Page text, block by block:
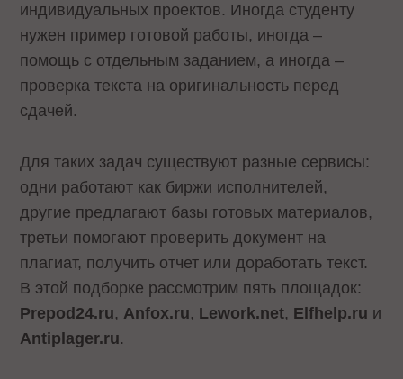
индивидуальных проектов. Иногда студенту
нужен пример готовой работы, иногда –
помощь с отдельным заданием, а иногда –
проверка текста на оригинальность перед
сдачей.
Для таких задач существуют разные сервисы:
одни работают как биржи исполнителей,
другие предлагают базы готовых материалов,
третьи помогают проверить документ на
плагиат, получить отчет или доработать текст.
В этой подборке рассмотрим пять площадок:
Prepod24.ru, Anfox.ru, Lework.net, Elfhelp.ru и
Antiplager.ru.